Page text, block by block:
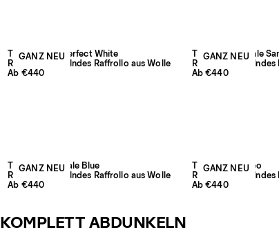
GANZ NEU
The Grand – Perfect White
Raumverdunkelndes Raffrollo aus Wolle
Ab €440
GANZ NEU
The Grand – Pale
Ab €440
GANZ NEU
The Grand – Pale Blue
Raumverdunkelndes Raffrollo aus Wolle
Ab €440
GANZ NEU
The Grand – Leo
Ab €440
KOMPLETT ABDUNKELN